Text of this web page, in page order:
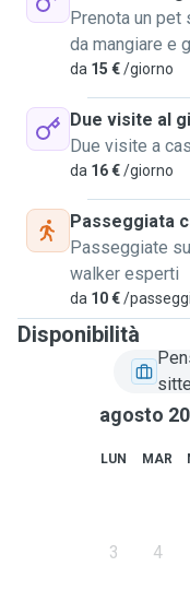
potrei inserire anche
dei momenti di
Spero di incontrarvi
Stefano
Prenota un pet
da mangiare e
da 15 €/giorno
Due visite al
Due visite a
da 16 €/giorno
Passeggiata
Passeggiate
walker esperti
da 10 €/
Disponibilità
agosto
LUN MAR
3 4